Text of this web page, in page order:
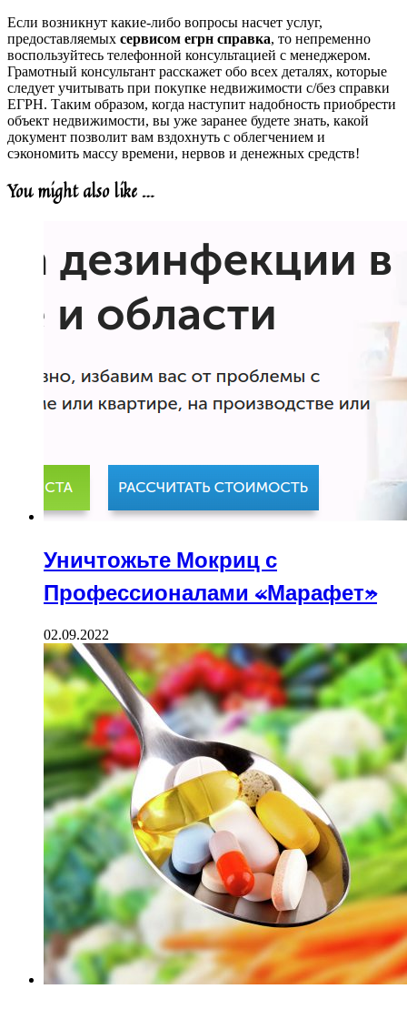
Если возникнут какие-либо вопросы насчет услуг,
предоставляемых сервисом егрн справка, то непременно
воспользуйтесь телефонной консультацией с менеджером.
Грамотный консультант расскажет обо всех деталях, которые
следует учитывать при покупке недвижимости с/без справки
ЕГРН. Таким образом, когда наступит надобность приобрести
объект недвижимости, вы уже заранее будете знать, какой
документ позволит вам вздохнуть с облегчением и
сэкономить массу времени, нервов и денежных средств!
You might also like …
Уничтожьте Мокриц с
Профессионалами «Марафет»
02.09.2022